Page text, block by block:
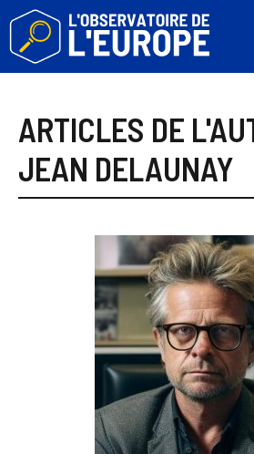
Aller
contenu
ARTICLES DE
JEAN DELAUNAY